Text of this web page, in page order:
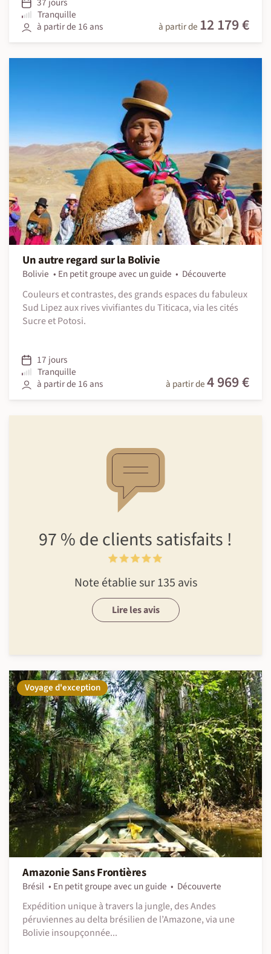
Tranquille
à partir de 16 ans
à partir de 12 179 €
Un autre regard sur la Bolivie
Bolivie En petit groupe avec un guide
Découverte
Couleurs et contrastes, des grands espaces du fabuleux
Sud Lipez aux rives vivifiantes du Titicaca, via les cités
Sucre et Potosi.
17 jours
Tranquille
à partir de 16 ans
à partir de4 969 €
97 %de clientssatisfaits !
Note établie sur 135 avis
Lire les avis
Voyage d'exception
Amazonie Sans Frontières
Brésil En petit groupe avec un guide
Découverte
Expédition unique à travers la jungle, des Andes
péruviennes au delta brésilien de l’Amazone, via une
Bolivie insoupçonnée...